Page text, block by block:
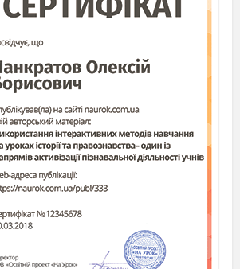
діти! Це вони ще з
роки загартовували
і об'єднували
в дружню команду, ставлячи
новіі нові
навантаження. Але
важко в навчанні -
А які ж змагання без